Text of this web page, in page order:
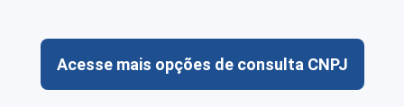
Acesse mais opções de consulta CNPJ